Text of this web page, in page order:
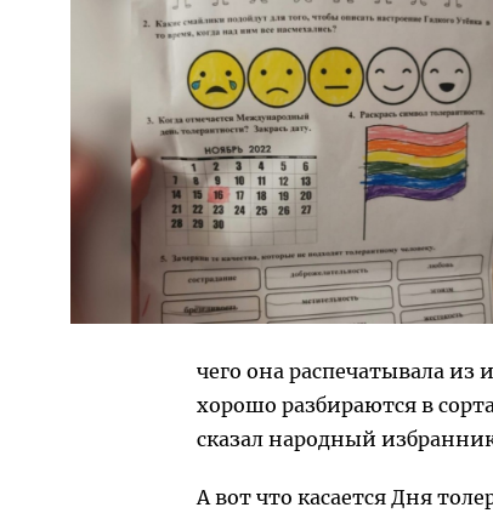
чего она распечатывала
хорошо разбираются в
сказал народный
А вот что касается Дня